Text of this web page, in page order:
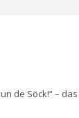
de Söck!“ –